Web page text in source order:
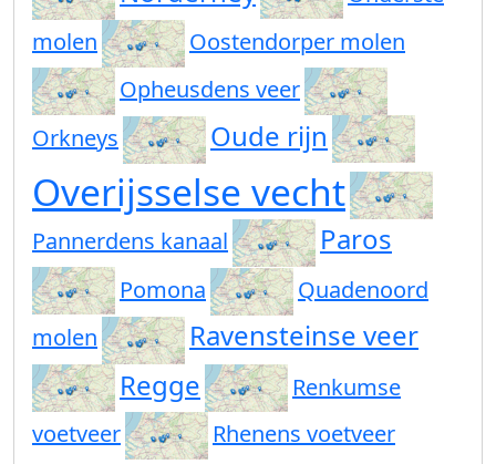
molen
Oostendorper molen
Opheusdens veer
Orkneys
Oude rijn
Overijsselse vecht
Pannerdens kanaal Paros
Pomona
Quadenoord
molen
Ravensteinse veer
Regge
Renkumse
voetveer
Rhenens voetveer